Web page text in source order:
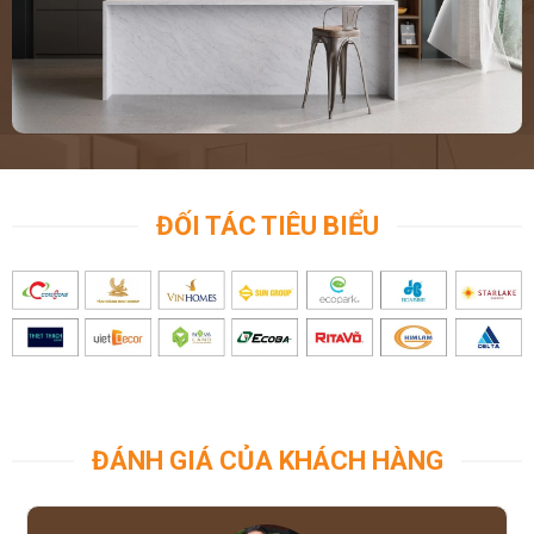
Sự đơn giản đến từ việc thiết kế kiểu dáng sản phẩm, các sản phẩm
thuộc nhóm sứ như bồn cầu, chậu lavabo, chân sứ.
Bồn cầu thì chủ yếu là bồn cầu hai khối, bao gồm thân cầu (hay còn
gọi là chỗ để ngồi) và két nước. Phần kết nối giữa két nước và bàn
cầu còn phô, chênh, tạo ra kẽ hở rất rộng. Phần két nước nhiều khi
còn bị méo, nắp két cập kênh. Hoặc có thể là bàn cầu xổm, với
Thời điểm này, các mẫu bàn cầu xổm còn rất thô sơ, men sần sùi,
lỗ thoát nhiều khi bị méo mó… Còn các sản phẩm sứ khác thì trước
đây chưa thông dụng như: Bồn cầu thông minh hay bồn cầu có két
nước âm tường hoặc bệ tiểu nam, nữ… chưa xuất hiện nhiều ở các
công trình kể cả trong nhà hay ngoài khu công cộng. Các thiết kế
mang tính đơn sơ, cồng kềnh không có đường nét và không mang
lượng sản phẩm còn chưa đạt yêu cầu. Riêng nhóm chậu Lavabo
thời gian này chủ yếu là lavabo treo tường, mặc dù những khuôn
chậu với kích thước khá lớn, nhưng do thiết kế thành chậu dày và
độ rỗng cao nên diện tích để chứa nước không được nhiều.
ĐỐI TÁC TIÊU BIỂU
ĐÁNH GIÁ CỦA KHÁCH HÀNG